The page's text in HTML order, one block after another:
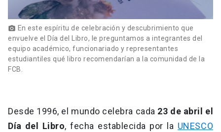
photo_camera En este espíritu de celebración y descubrimiento que
envuelve el Día del Libro, le preguntamos a integrantes del
equipo académico, funcionariado y representantes
estudiantiles qué libro recomendarían a la comunidad de la
FCB.
Desde 1996, el mundo celebra cada 23 de abril el
Día del Libro, fecha establecida por la UNESCO